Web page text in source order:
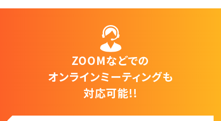
ZOOMなどでの
オンラインミーティングも
対応可能!!